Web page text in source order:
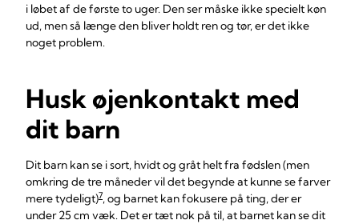
i løbet af de første to uger. Den ser måske ikke specielt køn
ud, men så længe den bliver holdt ren og tør, er det ikke
noget problem.
Husk øjenkontakt med
dit barn
Dit barn kan se i sort, hvidt og gråt helt fra fødslen (men
omkring de tre måneder vil det begynde at kunne se farver
mere tydeligt)7, og barnet kan fokusere på ting, der er
under 25 cm væk. Det er tæt nok på til, at barnet kan se dit